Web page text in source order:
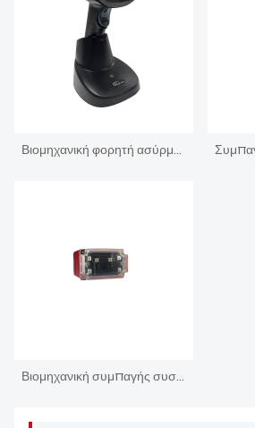
Βιομηχανική φορητή ασύρματη συσκευή ανάγνωσης γραμμωτού κώδικα BT
Βιομηχανική συμπαγής συσκευή ανάγνωσης γραμμωτού κώδικα σταθερής εστίασης